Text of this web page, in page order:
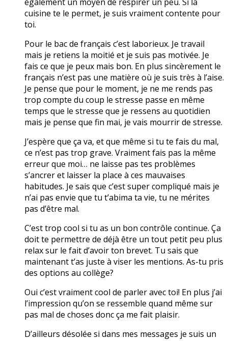
cuisine te le permet, je suis vraiment contente pour
toi.
Pour le bac de français c’est laborieux. Je travail
mais je retiens la moitié et je suis pas motivée. Je
fais ce que je peux mais bon. En plus sincèrement le
français n’est pas une matière où je suis très à l’aise.
Je pense que pour le moment, je ne me rends pas
trop compte du coup le stresse passe en même
temps que le stresse que je ressens au quotidien
mais je pense que fin mai, je vais mourrir de stresse.
J’espère que ça va, et que même si tu te fais du mal,
ce n’est pas trop grave. Vraiment fais pas la même
erreur que moi… ne laisse pas tes problèmes
s’ancrer et laisser la place à ces mauvaises
habitudes. Je sais que c’est super compliqué mais je
n’ai pas envie que tu t’abima ta vie, tu ne mérites
pas d’être mal.
C’est trop cool si tu as un bon contrôle continue. Ça
doit te permettre de déjà être un tout petit peu plus
relax sur le fait d’avoir ton brevet. Tu sais que
maintenant t’as juste à viser les mentions. As-tu pris
des options au collège?
Oui c’est vraiment cool de parler avec toi! En plus j’ai
l’impression qu’on se ressemble quand même sur
pas mal de choses donc ça me fait plaisir.
D’ailleurs désolée si dans mes messages je suis un